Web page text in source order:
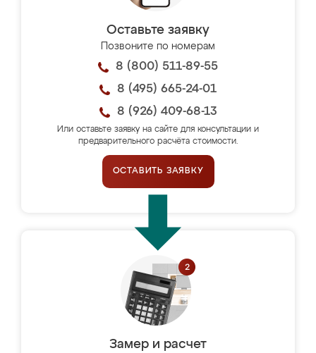
Оставьте заявку
Позвоните по номерам
8 (800) 511-89-55
8 (495) 665-24-01
8 (926) 409-68-13
Или оставьте заявку на сайте для консультации и
предварительного расчёта стоимости.
ОСТАВИТЬ ЗАЯВКУ
Замер и расчет